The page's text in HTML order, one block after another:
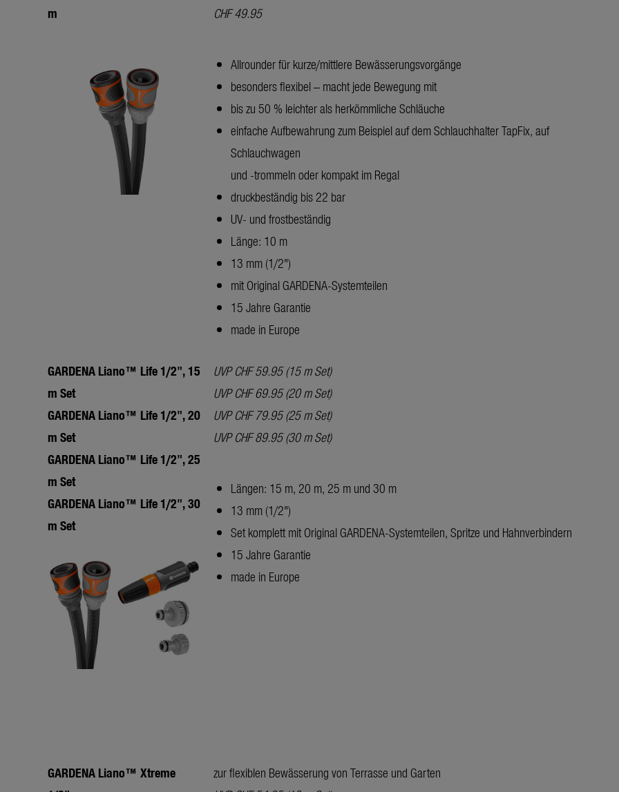
m
CHF 49.95
Allrounder für kurze/mittlere Bewässerungsvorgänge
besonders flexibel – macht jede Bewegung mit
bis zu 50 % leichter als herkömmliche Schläuche
einfache Aufbewahrung zum Beispiel auf dem Schlauchhalter TapFix, auf
Schlauchwagen
und -trommeln oder kompakt im Regal
druckbeständig bis 22 bar
UV- und frostbeständig
Länge: 10 m
13 mm (1/2")
mit Original GARDENA-Systemteilen
15 Jahre Garantie
made in Europe
GARDENA Liano™ Life 1/2", 15
m Set
GARDENA Liano™ Life 1/2", 20
m Set
GARDENA Liano™ Life 1/2", 25
m Set
GARDENA Liano™ Life 1/2", 30
m Set
UVP CHF 59.95 (15 m Set)
UVP CHF 69.95 (20 m Set)
UVP CHF 79.95 (25 m Set)
UVP CHF 89.95 (30 m Set)
Längen: 15 m, 20 m, 25 m und 30 m
13 mm (1/2")
Set komplett mit Original GARDENA-Systemteilen, Spritze und Hahnverbindern
15 Jahre Garantie
made in Europe
GARDENA Liano™ Xtreme
zur flexiblen Bewässerung von Terrasse und Garten